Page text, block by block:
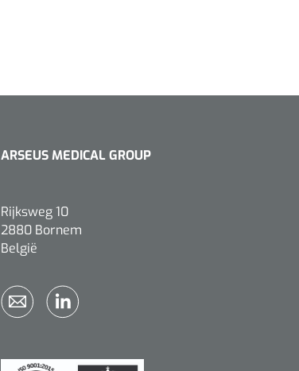
ARSEUS MEDICAL GROUP
Rijksweg 10
2880 Bornem
België